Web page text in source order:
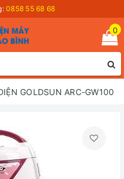
0858 55 68 68
0
GOLDSUN ARC-GW100